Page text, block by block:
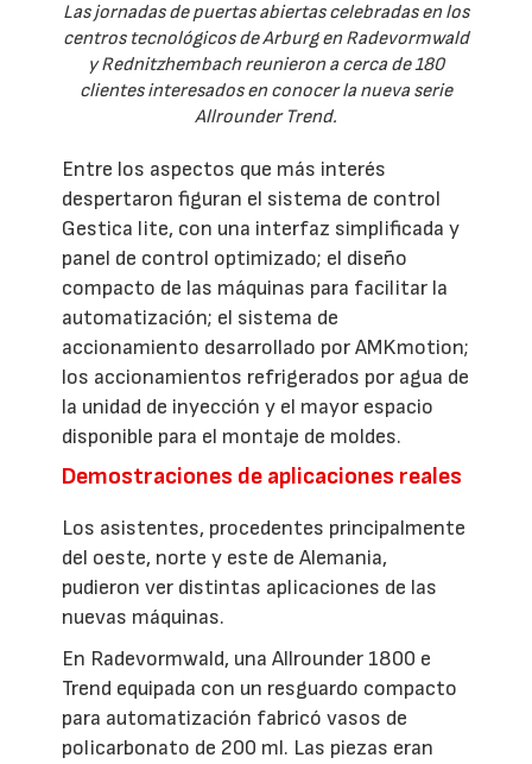
Las jornadas de puertas abiertas celebradas en los
centros tecnológicos de Arburg en Radevormwald
y Rednitzhembach reunieron a cerca de 180
clientes interesados en conocer la nueva serie
Allrounder Trend.
Entre los aspectos que más interés
despertaron figuran el sistema de control
Gestica lite, con una interfaz simplificada y
panel de control optimizado; el diseño
compacto de las máquinas para facilitar la
automatización; el sistema de
accionamiento desarrollado por AMKmotion;
los accionamientos refrigerados por agua de
la unidad de inyección y el mayor espacio
disponible para el montaje de moldes.
Demostraciones de aplicaciones reales
Los asistentes, procedentes principalmente
del oeste, norte y este de Alemania,
pudieron ver distintas aplicaciones de las
nuevas máquinas.
En Radevormwald, una Allrounder 1800 e
Trend equipada con un resguardo compacto
para automatización fabricó vasos de
policarbonato de 200 ml. Las piezas eran